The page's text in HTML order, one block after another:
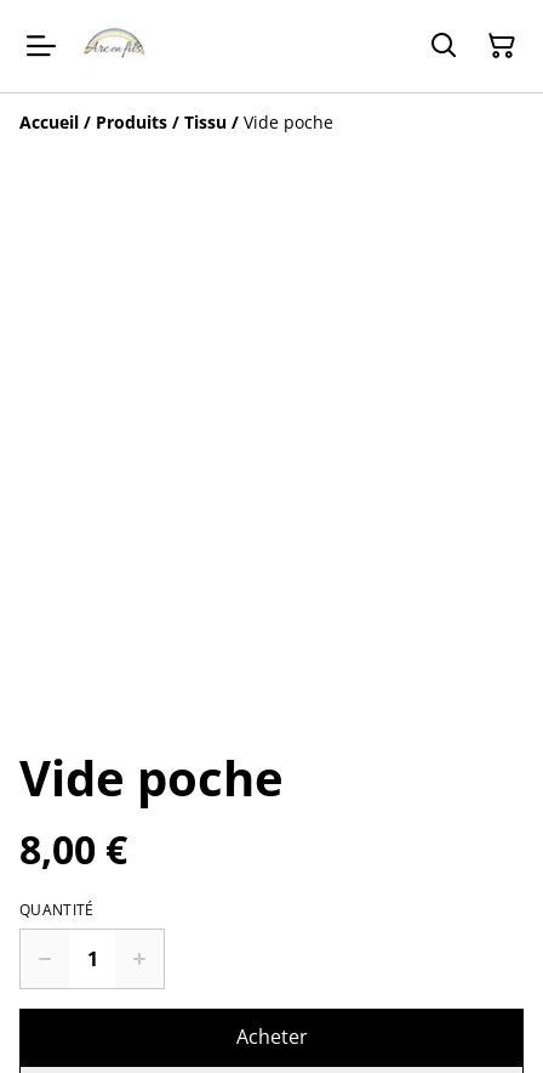
Accueil / Produits / Tissu / Vide poche
Vide poche
8,00 €
QUANTITÉ
Acheter